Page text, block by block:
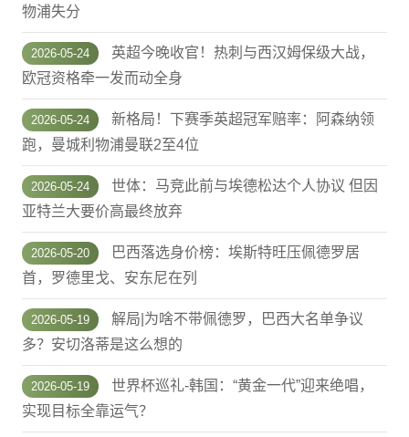
物浦失分
2026-05-24
英超今晚收官！热刺与西汉姆保级大战，
欧冠资格牵一发而动全身
2026-05-24
新格局！下赛季英超冠军赔率：阿森纳领
跑，曼城利物浦曼联2至4位
2026-05-24
世体：马竞此前与埃德松达个人协议 但因
亚特兰大要价高最终放弃
2026-05-20
巴西落选身价榜：埃斯特旺压佩德罗居
首，罗德里戈、安东尼在列
2026-05-19
解局|为啥不带佩德罗，巴西大名单争议
多？安切洛蒂是这么想的
2026-05-19
世界杯巡礼-韩国：“黄金一代”迎来绝唱，
实现目标全靠运气？